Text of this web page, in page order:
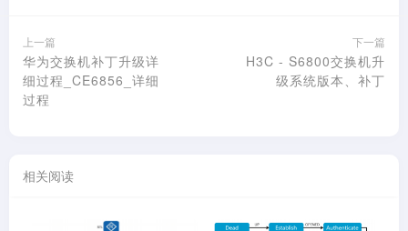
上一篇
华为交换机补丁升级详
细过程_CE6856_详细
过程
下一篇
H3C - S6800交换机升
级系统版本、补丁
相关阅读